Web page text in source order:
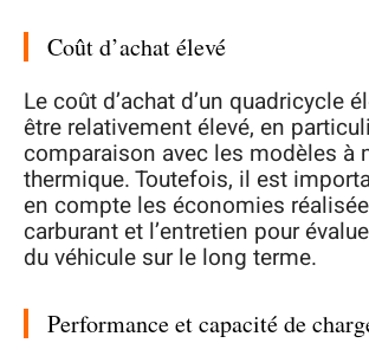
Coût d’achat élevé
Le coût d’achat d’un quadricycle
être relativement élevé, en
comparaison avec les modèles à
thermique. Toutefois, il est
en compte les économies
carburant et l’entretien pour
du véhicule sur le long terme.
Performance et capacité de